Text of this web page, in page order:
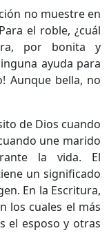
no muestre en
el roble, ¿cuál
por bonita y
ayuda para
Aunque bella, no
de Dios cuando
une marido
la vida. El
un significado
En la Escritura,
los cuales el más
el esposo y otras